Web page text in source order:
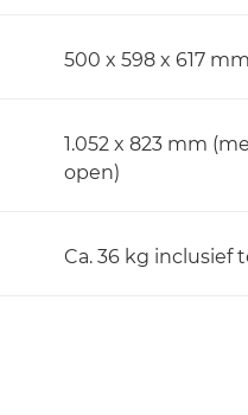
500 x 598 x 617 mm
1.052 x 823 mm
open)
Ca. 36 kg inclusief